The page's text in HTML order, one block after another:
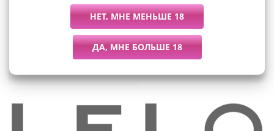
LELO Luna Smart Bead -
тренажер для
упражнений Кегеля
руб./шт